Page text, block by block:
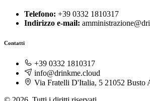
Telefono: +39 0332 1810317
Indirizzo e-mail:
Contatti
+39 0332 1810317
info@drinkme.cloud
Via Fratelli D'Italia, 5 21052 Busto